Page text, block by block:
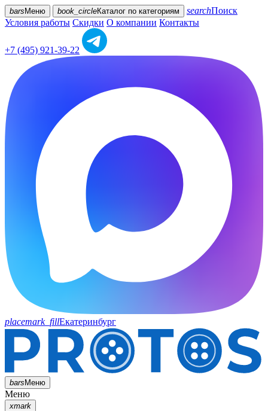
bars Меню book_circleКаталог по категориям searchПоиск
Условия работы Скидки О компании Контакты
+7 (495) 921-39-22
placemark_fillЕкатеринбург
barsМеню
Меню
xmark